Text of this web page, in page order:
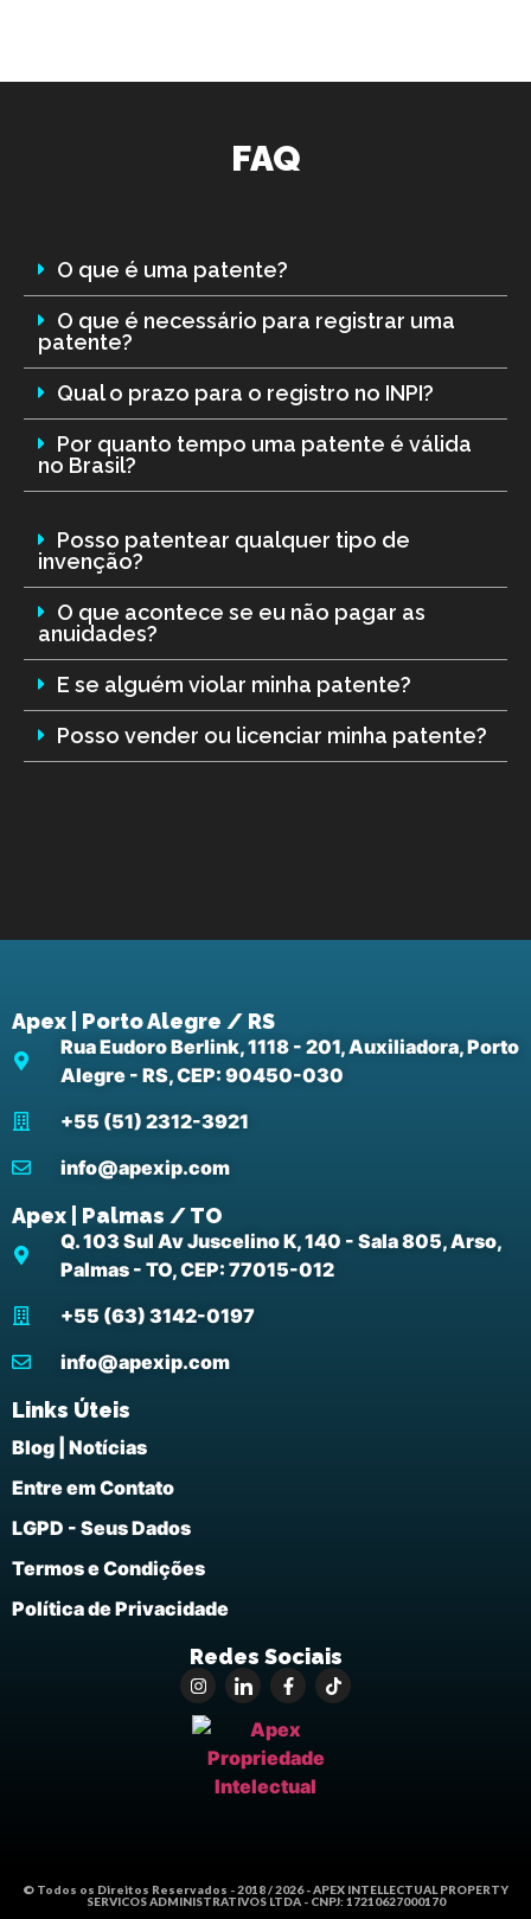
FAQ
O que é uma patente?
O que é necessário para registrar uma
patente?
Qual o prazo para o registro no INPI?
Por quanto tempo uma patente é válida
no Brasil?
Posso patentear qualquer tipo de
invenção?
O que acontece se eu não pagar as
anuidades?
E se alguém violar minha patente?
Posso vender ou licenciar minha patente?
Apex | Porto Alegre / RS
Rua Eudoro Berlink, 1118 - 201, Auxiliadora, Porto
Alegre - RS, CEP: 90450-030
+55 (51) 2312-3921
info@apexip.com
Apex | Palmas / TO
Q. 103 Sul Av Juscelino K, 140 - Sala 805, Arso,
Palmas - TO, CEP: 77015-012
+55 (63) 3142-0197
info@apexip.com
Links Úteis
Blog | Notícias
Entre em Contato
LGPD - Seus Dados
Termos e Condições
Política de Privacidade
Redes Sociais
© Todos os Direitos Reservados - 2018 / 2026 - APEX INTELLECTUAL PROPERTY
SERVICOS ADMINISTRATIVOS LTDA - CNPJ: 17210627000170